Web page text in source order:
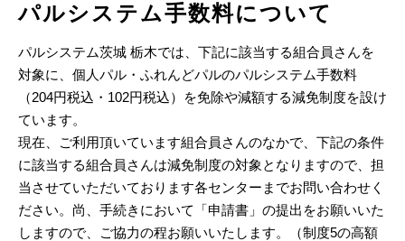
パルシステム手数料について
パルシステム茨城 栃木では、下記に該当する組合員さんを
対象に、個人パル・ふれんどパルのパルシステム手数料
（204円税込・102円税込）を免除や減額する減免制度を設け
ています。
現在、ご利用頂いています組合員さんのなかで、下記の条件
に該当する組合員さんは減免制度の対象となりますので、担
当させていただいております各センターまでお問い合わせく
ださい。尚、手続きにおいて「申請書」の提出をお願いいた
しますので、ご協力の程お願いいたします。（制度5の高額